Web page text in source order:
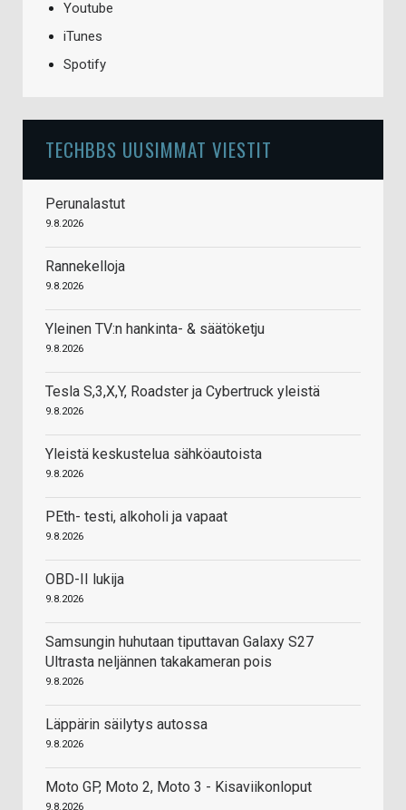
Youtube
iTunes
Spotify
TECHBBS UUSIMMAT VIESTIT
Perunalastut
9.8.2026
Rannekelloja
9.8.2026
Yleinen TV:n hankinta- & säätöketju
9.8.2026
Tesla S,3,X,Y, Roadster ja Cybertruck yleistä
9.8.2026
Yleistä keskustelua sähköautoista
9.8.2026
PEth- testi, alkoholi ja vapaat
9.8.2026
OBD-II lukija
9.8.2026
Samsungin huhutaan tiputtavan Galaxy S27
Ultrasta neljännen takakameran pois
9.8.2026
Läppärin säilytys autossa
9.8.2026
Moto GP, Moto 2, Moto 3 - Kisaviikonloput
9.8.2026